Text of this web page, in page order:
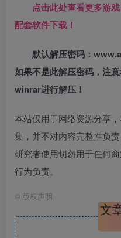
点击此处查看更多游戏
配套软件下载！
默认解压密码：
如果不是此解压密码，注
winrar进行解压！
本站仅用于网络资源分享
集，并不对内容完整性负
研究者使用切勿用于任何
行为负责。
© 版权声明
文